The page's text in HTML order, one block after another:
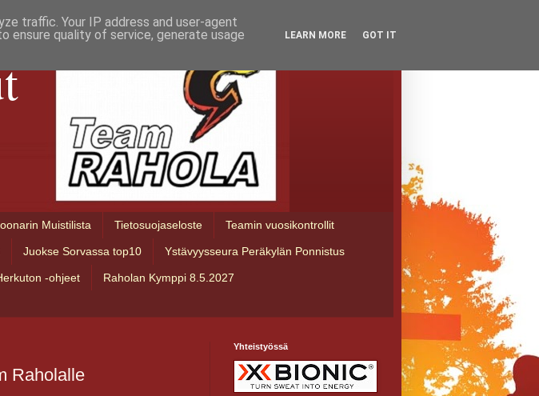
Muistilista Tietosuojaseloste Teamin vuosikontrollit
Juokse Sorvassa top10 Ystävyysseura Peräkylän Ponnistus
-ohjeet Raholan Kymppi 8.5.2027
Raholalle
Yhteistyössä
traffic. Your IP address and user-agent
ensure quality of service, generate usage
LEARN MORE GOT IT